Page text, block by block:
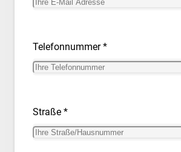
Telefonnummer *
Straße *